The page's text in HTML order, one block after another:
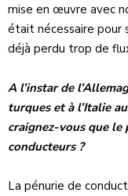
mise en œuvre avec
était nécessaire pour
déjà perdu trop de
A l’instar de
turques et à l’Italie
craignez-vous que le
conducteurs ?
La pénurie de